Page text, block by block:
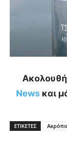
News και
ΕΤΙΚΕΤΕΣ